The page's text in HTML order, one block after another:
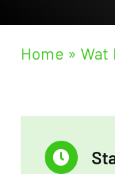
Home » Wat